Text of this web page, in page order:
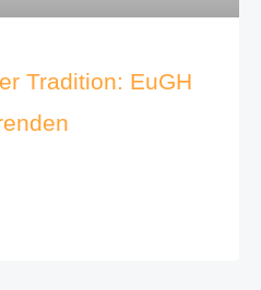
Tradition: EuGH